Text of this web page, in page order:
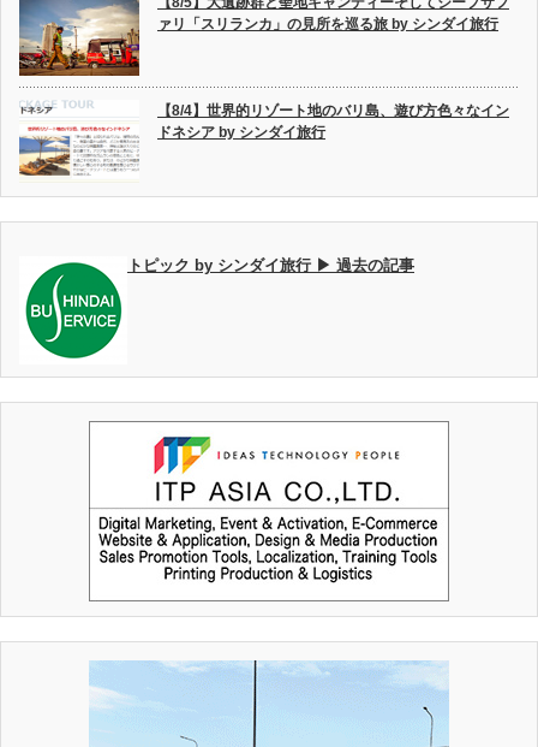
ァリ「スリランカ」の見所を巡る旅 by シンダイ旅行
【8/4】世界的リゾート地のバリ島、遊び方色々なイン
ドネシア by シンダイ旅行
トピック by シンダイ旅行 ▶ 過去の記事